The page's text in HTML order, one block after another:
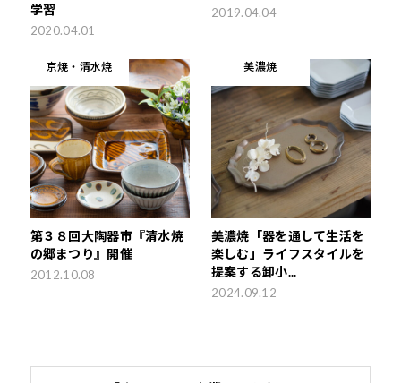
学習
2020.04.01
2019.04.04
京焼・清水焼
第３８回大陶器市『清水焼
の郷まつり』開催
2012.10.08
美濃焼
美濃焼「器を通して生活を
楽しむ」ライフスタイルを
提案する卸小...
2024.09.12